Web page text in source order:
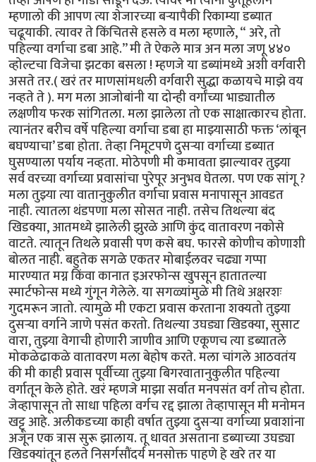
म्हणालो की आपण त्या शेजारच्या बऱ्यापैकी रिकाम्या डब्यात
चढूयाकी. त्यावर ते किंचितसे हसले व मला म्हणाले, “ अरे, तो
पहिल्या वर्गाचा डबा आहे.’’ मी ते ऐकले मात्र अन मला जणू ४४०
व्होल्टचा विजेचा झटका बसला ! म्हणजे या डब्यांमध्ये अशी वर्गवारी
असते तर.( खरं तर माणसांमधली वर्गवारी सुद्धा कळायचे माझे वय
नव्हते ते ). मग मला आजोबांनी या दोन्ही वर्गांच्या भाड्यातील
लक्षणीय फरक सांगितला. मला झालेला तो एक साक्षात्कारच होता.
त्यानंतर बरीच वर्षे पहिल्या वर्गाचा डबा हा माझ्यासाठी फक्त ‘लांबून
बघण्याचा’ डबा होता. तेव्हा निमूटपणे दुसऱ्या वर्गाच्या डब्यात
घुसण्याला पर्याय नव्हता. मोठेपणी मी कमावता झाल्यावर तुझ्या
सर्व वरच्या वर्गाच्या प्रवासांचा पुरेपूर अनुभव घेतला. पण एक सांगू ?
मला तुझ्या त्या वातानुकुलीत वर्गाचा प्रवास मनापासून आवडत
नाही. त्यातला थंडपणा मला सोसत नाही. तसेच तिथल्या बंद
खिडक्या, आतमध्ये झालेली झुरळे आणि कुंद वातावरण नकोसे
वाटते. त्यातून तिथले प्रवासी पण कसे बघ. फारसे कोणीच कोणाशी
बोलत नाही. बहुतेक सगळे एकतर मोबाईलवर चढ्या गप्पा
मारण्यात मग्न किंवा कानात इअरफोन्स खुपसून हातातल्या
स्मार्टफोन्स मध्ये गुंगून गेलेले. या सगळ्यांमुळे मी तिथे अक्षरशः
गुदमरून जातो. त्यामुळे मी एकटा प्रवास करताना शक्यतो तुझ्या
दुसऱ्या वर्गाने जाणे पसंत करतो. तिथल्या उघड्या खिडक्या, सुसाट
वारा, तुझ्या वेगाची होणारी जाणीव आणि एकूणच त्या डब्यातले
मोकळेढाकळे वातावरण मला बेहोष करते. मला चांगले आठवतंय
की मी काही प्रवास पूर्वीच्या तुझ्या बिगरवातानुकुलीत पहिल्या
वर्गातून केले होते. खरं म्हणजे माझा सर्वात मनपसंत वर्ग तोच होता.
जेव्हापासून तो साधा पहिला वर्गच रद्द झाला तेव्हापासून मी मनोमन
खट्टू आहे. अलीकडच्या काही वर्षात तुझ्या दुसऱ्या वर्गाच्या प्रवाशांना
अजून एक त्रास सुरू झालाय. तू धावत असताना डब्याच्या उघड्या
खिडक्यांतून हलते निसर्गसौंदर्य मनसोक्त पाहणे हे खरे तर या